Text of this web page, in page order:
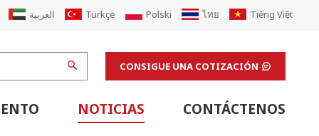
العربية Türkçe Polski ไทย Tiếng Việt
CONSIGUE UNA COTIZACIÓN
NOTICIAS CONTÁCTENOS